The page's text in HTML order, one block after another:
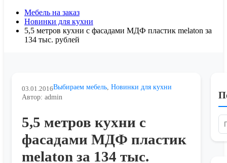
Мебель на заказ
Новинки для кухни
5,5 метров кухни с фасадами МДФ пластик melaton за
134 тыс. рублей
03.01.2016Выбираем мебель Новинки для кухни
Автор: admin
5,5 метров кухни с
фасадами МДФ пластик
melaton за 134 тыс.